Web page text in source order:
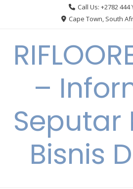
Call Us: +2782 444
Cape Town, South
–
Seputar
Bisnis